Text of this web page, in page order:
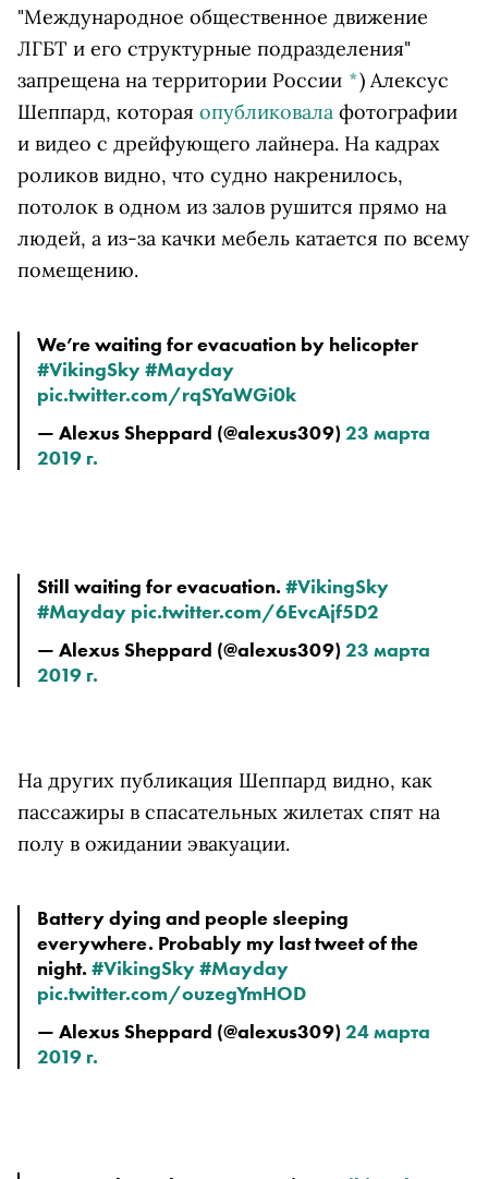
"Международное общественное движение
ЛГБТ и его структурные подразделения"
запрещена на территории России *) Алексус
Шеппард, которая опубликовала фотографии
и видео с дрейфующего лайнера. На кадрах
роликов видно, что судно накренилось,
потолок в одном из залов рушится прямо на
людей, а из-за качки мебель катается по всему
помещению.
#VikingSky#Mayday
pic.twitter.com/rqSYaWGi0k
— Alexus Sheppard (@alexus309) 23 марта
2019 г.
Still waiting for evacuation. #VikingSky
#Mayday pic.twitter.com/6EvcAjf5D2
— Alexus Sheppard (@alexus309) 23 марта
2019 г.
На других публикация Шеппард видно, как
пассажиры в спасательных жилетах спят на
полу в ожидании эвакуации.
Battery dying and people sleeping
everywhere. Probably my last tweet of the
night. #VikingSky#Mayday
pic.twitter.com/ouzegYmHOD
— Alexus Sheppard (@alexus309) 24 марта
2019 г.